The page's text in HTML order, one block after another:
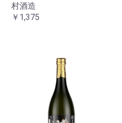
村酒造
￥1,375